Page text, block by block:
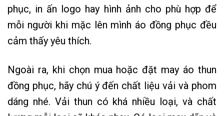
phục, in ấn logo hay hình ảnh cho phù hợp để
mỗi người khi mặc lên mình áo đồng phục đều
cảm thấy yêu thích.
Ngoài ra, khi chọn mua hoặc đặt may áo thun
đồng phục, hãy chú ý đến chất liệu vải và phom
dáng nhé. Vải thun có khá nhiều loại, và chất